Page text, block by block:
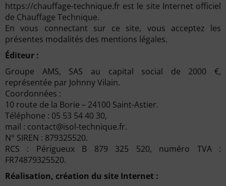
https://chauffage-technique.fr est le site Internet officiel
de Chauffage Technique.
En vous connectant sur ce site, vous acceptez les
présentes modalités des mentions légales.
Éditeur :
Groupe AMS, SAS au capital social de 2000 €,
représentée par Johnny Vilain.
Coordonnées :
10 route de la Borie – 24100 Saint-Astier.
Téléphone : 05 53 54 40 30,
mail : contact@isol-technique.fr.
N° SIREN : 879325520.
RCS : Périgueux B 879 325 520, numéro TVA :
FR74879325520.
Réalisation, création du site Internet :